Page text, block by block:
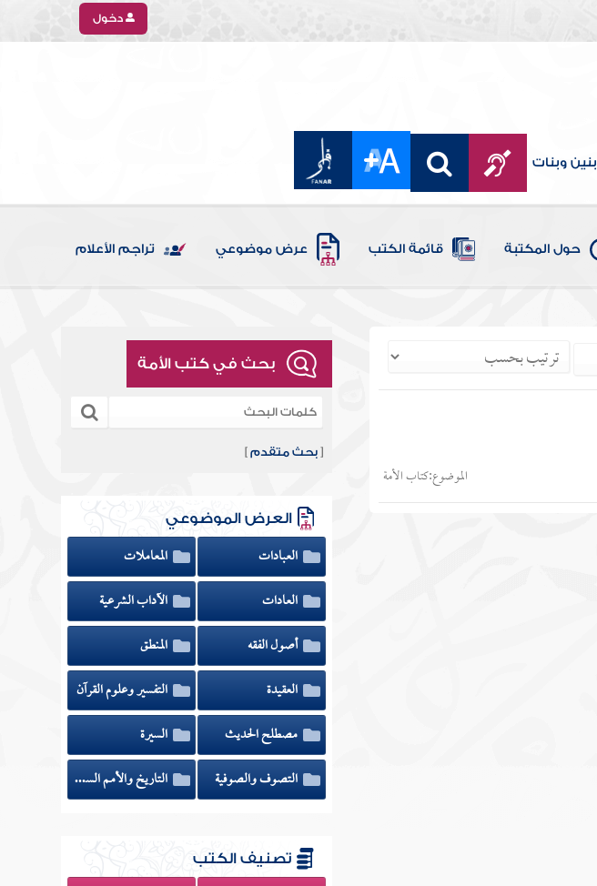
دخول
بنين وبنات
حول المكتبة قائمة الكتب عرض موضوعي تراجم الأعلام
الموضوع:كتاب الأمة
بحث في كتب الأمة
[بحث متقدم ]
العرض الموضوعي
العبادات
المعاملات
العادات
الآداب الشرعية
أصول الفقه
المنطق
العقيدة
التفسير وعلوم القرآن
مصطلح الحديث
السيرة
التصوف والصوفية
التاريخ والأمم السابقة
تصنيف الكتب